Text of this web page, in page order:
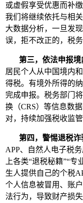
或虚假享受优惠而补
我们将继续依托与相
大数据分析，一旦发
误，拒不改正的，税
第三，依法申报
居民个人从中国境内
得税。有境外所得的
完成申报。税务部门
换（CRS）等信息数
对，持续加强税收监管
第四，警惕退税
APP、自然人电子税
上各类“退税秘籍”“专
生人提供自己的个税
个人信息被冒用、账
法行为，导致财产损失